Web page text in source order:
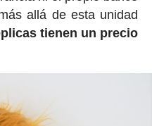
allá de esta unidad
tienen un precio